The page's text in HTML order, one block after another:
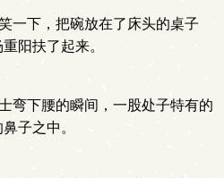
一下，把碗放在了床头的桌子
阳扶了起来。
弯下腰的瞬间，一股处子特有的
子之中。